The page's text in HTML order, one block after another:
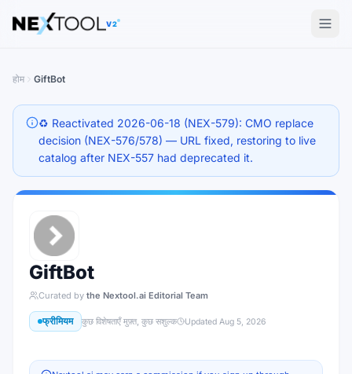
The AI tools directory — Find the Best AI Tools
V2
होम GiftBot
♻️ Reactivated 2026-06-18 (NEX-579): CMO replace
decision (NEX-576/578) — URL fixed, restoring to live
catalog after NEX-557 had deprecated it.
GiftBot
Curated by the Nextool.ai Editorial Team
फ्रीमियम कुछ विशेषताएँ मुफ़्त, कुछ सशुल्क Updated Aug 5, 2026